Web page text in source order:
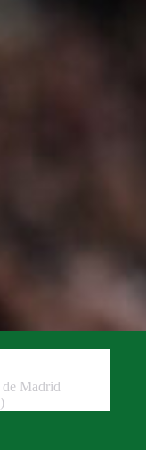
Madrid